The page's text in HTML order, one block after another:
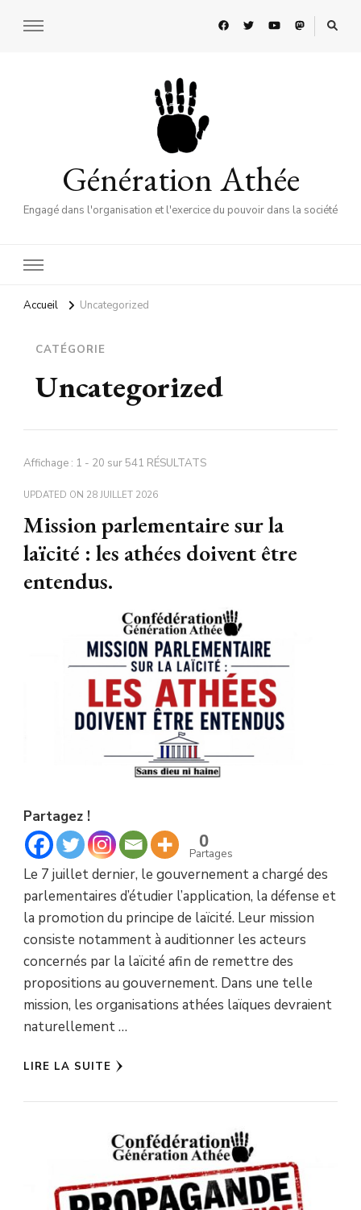
Génération Athée
Engagé dans l'organisation et l'exercice du pouvoir dans la société
Accueil Uncategorized
CATÉGORIE
Uncategorized
Affichage : 1 - 20 sur 541 RÉSULTATS
UPDATED ON 28 JUILLET 2026
Mission parlementaire sur la
laïcité : les athées doivent être
entendus.
Partagez !
0
Partages
Le 7 juillet dernier, le gouvernement a chargé des
parlementaires d’étudier l’application, la défense et
la promotion du principe de laïcité. Leur mission
consiste notamment à auditionner les acteurs
concernés par la laïcité afin de remettre des
propositions au gouvernement. Dans une telle
mission, les organisations athées laïques devraient
naturellement …
LIRE LA SUITE